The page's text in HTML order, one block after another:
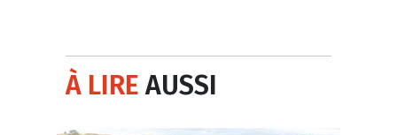
À LIREAUSSI